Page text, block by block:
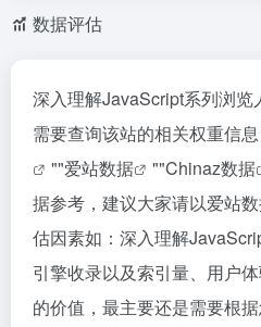
数据评估
深入理解JavaScript系列浏
需要查询该站的相关权重信
""爱站数据 ""Chinaz数据
据参考，建议大家请以爱站
估因素如：深入理解
引擎收录以及索引量、用户
的价值，最主要还是需要根